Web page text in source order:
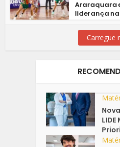
Araraquara
liderança
Carregue